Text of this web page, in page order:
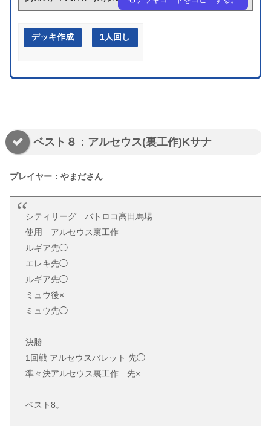
デッキ作成 1人回し
ベスト８：アルセウス(裏工作)Kサナ
プレイヤー：やまださん
シティリーグ バトロコ高田馬場
使用 アルセウス裏工作
ルギア先◯
エレキ先◯
ルギア先◯
ミュウ後×
ミュウ先◯
決勝
1回戦 アルセウスバレット 先◯
準々決アルセウス裏工作 先×
ベスト8。